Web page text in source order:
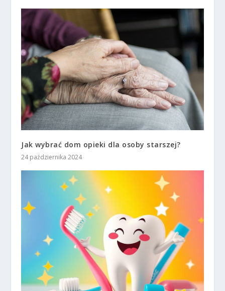
Jak wybrać dom opieki dla osoby starszej?
24 października 2024